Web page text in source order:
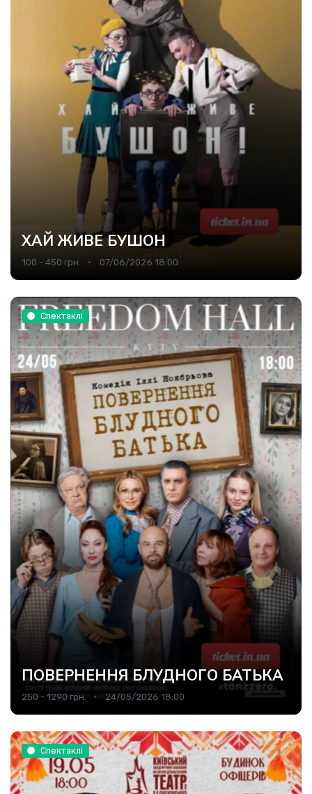
ХАЙ ЖИВЕ БУШОН
100 - 450 грн. 07/06/2026 18:00
Спектаклі
ПОВЕРНЕННЯ БЛУДНОГО БАТЬКА
250 - 1290 грн. 24/05/2026 18:00
Спектаклі